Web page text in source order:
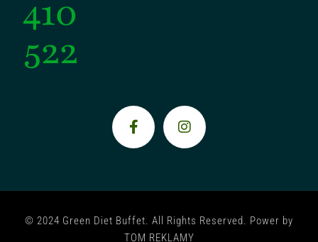
410
522
© 2024 Green Diet Buffet. All Rights Reserved. Power by
TOM REKLAMY